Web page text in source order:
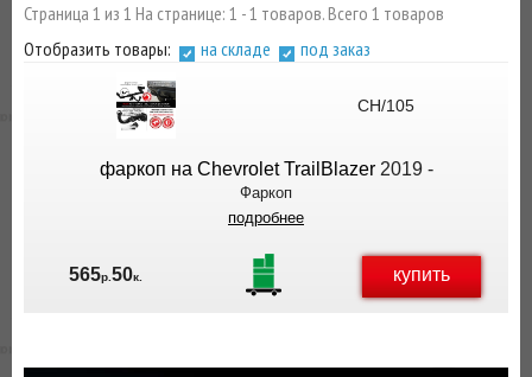
Страница 1 из 1 На странице: 1 - 1 товаров. Всего 1 товаров
Отобразить товары:
на складе под заказ
CH/105
фаркоп на Chevrolet TrailBlazer2019 -
Фаркоп
подробнее
565р. 50к. купить
ЗАКАЗУ ЧЕРЕЗ
МЕНЕДЖЕРА